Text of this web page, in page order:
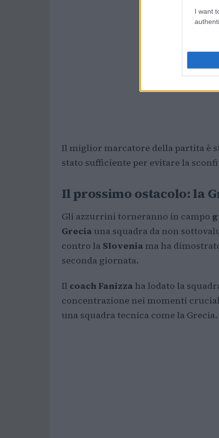
I want
Il miglior marcatore della partita è
stato sufficiente per evitare la
Il prossimo ostacolo: la
Gli azzurrini torneranno in campo
Grecia una squadra da non
contro la Slovenia ma ha
seconda giornata.
Il coach Fanizza ha lodato la
concentrazione nei momenti
una squadra tecnica come la Grecia.